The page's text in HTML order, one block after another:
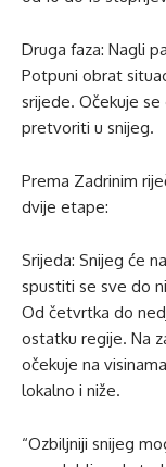
Druga faza: Nagli
Potpuni obrat
srijede. Očekuje
pretvoriti u snijeg.
Prema Zadrinim
dvije etape:
Srijeda: Snijeg će
spustiti se sve do
Od četvrtka do
ostatku regije. Na
očekuje na
lokalno i niže.
“Ozbiljniji snijeg